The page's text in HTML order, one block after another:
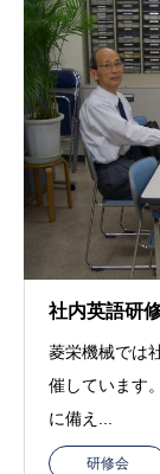
社内英語研
菱栄機械では
催しています
に備え...
研修会